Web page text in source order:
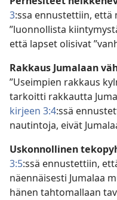
3:ssa ennustettiin, että
”luonnollista
että lapset olisivat
Rakkaus Jumalaan
”Useimpien rakkaus
tarkoitti rakkautta
kirjeen 3:4:ssä
nautintoja, eivät
Uskonnollinen
3:5:ssä ennustettiin,
näennäisesti Jumalaa
hänen tahtomallaan